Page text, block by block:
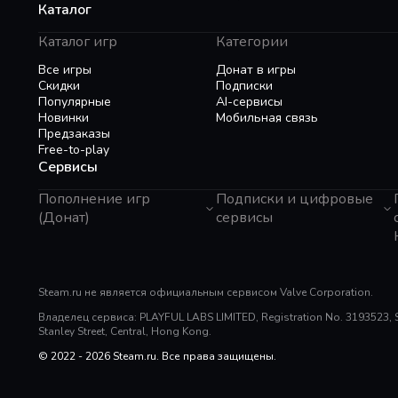
Каталог
Каталог игр
Все игры
Скидки
Популярные
Новинки
Предзаказы
Free-to-play
Категории
Донат в игры
Подписки
AI-сервисы
Мобильная связь
Сервисы
Пополнение игр
(Донат)
Genshin Impact
Super SUS
PUBG Mobile
Free Fire
Whiteout Survival
Подписки и цифровые
сервисы
Telegram Премиум
Rewarble
Razer Gold
Poppo Live
Steam.ru не является официальным сервисом Valve Corporation.
Владелец сервиса: PLAYFUL LABS LIMITED, Registration No.
Stanley Street, Central, Hong Kong.
© 2022 - 2026 Steam.ru. Все права защищены.